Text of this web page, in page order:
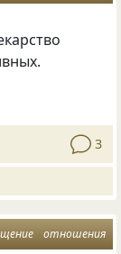
3
отношения